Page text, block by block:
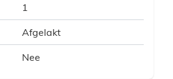
1
Afgelakt
Nee